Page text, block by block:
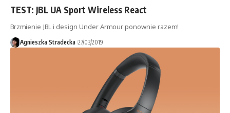
TEST: JBL UA Sport Wireless React
Brzmienie JBL i design Under Armour ponownie razem!
Agnieszka Stradecka 27/03/2019